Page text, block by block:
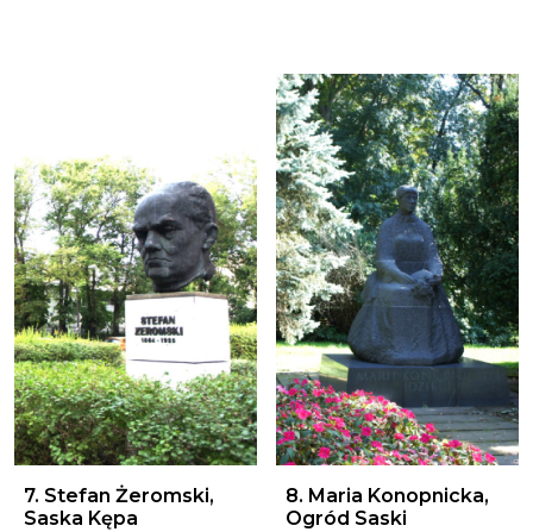
7. Stefan Żeromski,
Saska Kępa
8. Maria Konopnicka,
Ogród Saski